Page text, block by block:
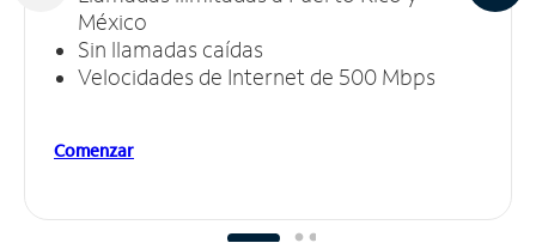
México
Sin llamadas caídas
Velocidades de Internet de 500 Mbps
Comenzar